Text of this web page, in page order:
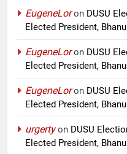
EugeneLoron DUSU
Elected President,
EugeneLoron DUSU
Elected President,
EugeneLoron DUSU
Elected President,
urgertyon DUSU
Elected President,